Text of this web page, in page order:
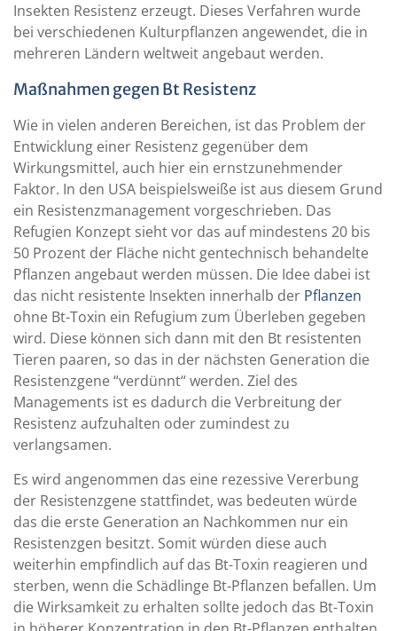
Insekten Resistenz erzeugt. Dieses Verfahren wurde
bei verschiedenen Kulturpflanzen angewendet, die in
mehreren Ländern weltweit angebaut werden.
Maßnahmen gegen Bt Resistenz
Wie in vielen anderen Bereichen, ist das Problem der
Entwicklung einer Resistenz gegenüber dem
Wirkungsmittel, auch hier ein ernstzunehmender
Faktor. In den USA beispielsweiße ist aus diesem Grund
ein Resistenzmanagement vorgeschrieben. Das
Refugien Konzept sieht vor das auf mindestens 20 bis
50 Prozent der Fläche nicht gentechnisch behandelte
Pflanzen angebaut werden müssen. Die Idee dabei ist
das nicht resistente Insekten innerhalb der Pflanzen
ohne Bt-Toxin ein Refugium zum Überleben gegeben
wird. Diese können sich dann mit den Bt resistenten
Tieren paaren, so das in der nächsten Generation die
Resistenzgene “verdünnt“ werden. Ziel des
Managements ist es dadurch die Verbreitung der
Resistenz aufzuhalten oder zumindest zu
verlangsamen.
Es wird angenommen das eine rezessive Vererbung
der Resistenzgene stattfindet, was bedeuten würde
das die erste Generation an Nachkommen nur ein
Resistenzgen besitzt. Somit würden diese auch
weiterhin empfindlich auf das Bt-Toxin reagieren und
sterben, wenn die Schädlinge Bt-Pflanzen befallen. Um
die Wirksamkeit zu erhalten sollte jedoch das Bt-Toxin